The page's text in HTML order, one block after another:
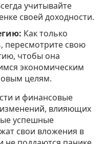
учитывайте
своей доходности.
Как только
пересмотрите свою
чтобы она
экономическим
целям.
и финансовые
влияющих
успешные
свои вложения в